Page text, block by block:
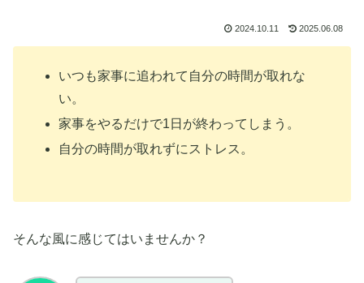
2024.10.11 2025.06.08
いつも家事に追われて自分の時間が取れな
い。
家事をやるだけで1日が終わってしまう。
自分の時間が取れずにストレス。
そんな風に感じてはいませんか？